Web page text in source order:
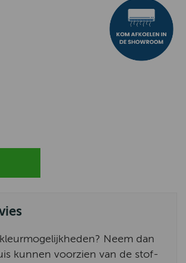
Neem dan
kunnen voorzien van de stof-